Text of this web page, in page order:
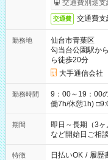
交通費別途支
交通費 交通費支
勤務地
仙台市青葉区
勾当台公園駅か
ら徒歩20分
大手通信会社
勤務時間
9：00～19：00の中で実働7ｈ～
働7h/休憩1h)
期間
即日～長期（3
など開始日ご相
特徴 日払いOK / 履歴